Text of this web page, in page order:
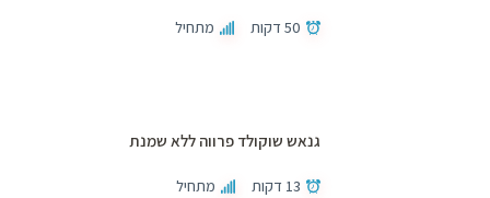
50 דקות מתחיל
גנאש שוקולד פרווה ללא שמנת
13 דקות מתחיל